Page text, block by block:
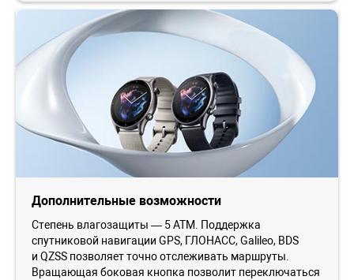
Дополнительные возможности
Степень влагозащиты — 5 ATM. Поддержка
спутниковой навигации GPS, ГЛОНАСС, Galileo, BDS
и QZSS позволяет точно отслеживать маршруты.
Вращающая боковая кнопка позволит переключаться